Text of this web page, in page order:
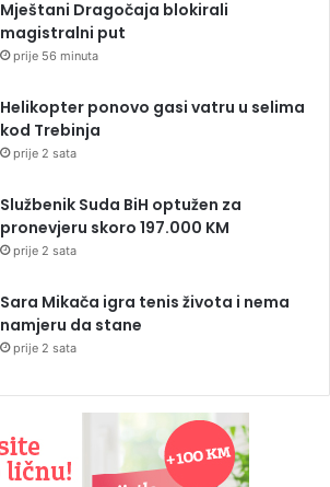
Mještani Dragočaja blokirali
magistralni put
prije 56 minuta
Helikopter ponovo gasi vatru u selima
kod Trebinja
prije 2 sata
Službenik Suda BiH optužen za
pronevjeru skoro 197.000 KM
prije 2 sata
Sara Mikača igra tenis života i nema
namjeru da stane
prije 2 sata